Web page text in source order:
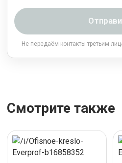
Не передаём контакты третьим
Смотрите также